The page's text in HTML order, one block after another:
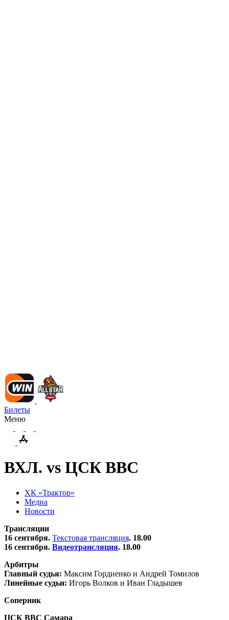
Билеты
Меню
ВХЛ. vs ЦСК ВВС
ХК «Трактор»
Медиа
Новости
Трансляции
16 сентября. Текстовая трансляция. 18.00
16 сентября. Видеотрансляция. 18.00
Арбитры
Главный судья: Максим Гордиенко и Андрей Томилов
Линейные судьи: Игорь Волков и Иван Гладышев
Соперник
ЦСК ВВС Самара